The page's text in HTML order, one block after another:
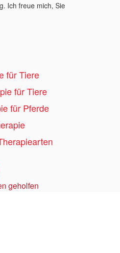
Ich freue mich, Sie
für Tiere
für Tiere
für Pferde
geholfen